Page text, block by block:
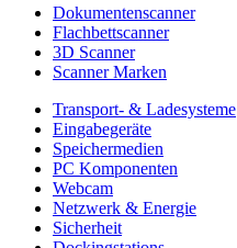
Dokumentenscanner
Flachbettscanner
3D Scanner
Scanner Marken
Transport- & Ladesysteme
Eingabegeräte
Speichermedien
PC Komponenten
Webcam
Netzwerk & Energie
Sicherheit